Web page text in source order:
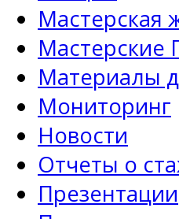
Мастерская
Мастерские
Материалы
Мониторинг
Новости
Отчеты о
Презентации